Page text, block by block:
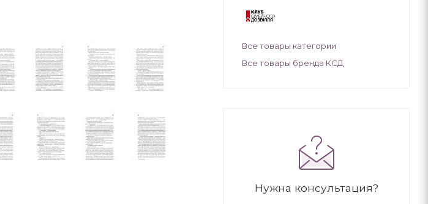
Все товары категории
Все товары бренда КСД
Нужна консультация?